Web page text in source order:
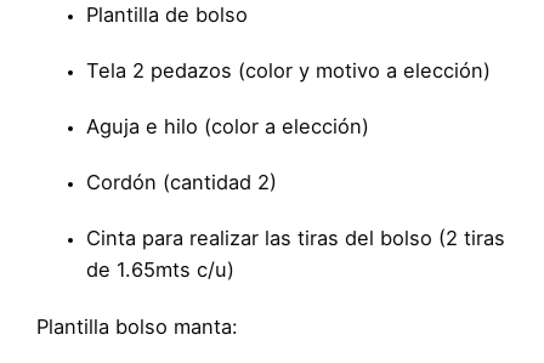
Plantilla de bolso
Tela 2 pedazos (color y motivo a elección)
Aguja e hilo (color a elección)
Cordón (cantidad 2)
Cinta para realizar las tiras del bolso (2 tiras
de 1.65mts c/u)
Plantilla bolso manta: